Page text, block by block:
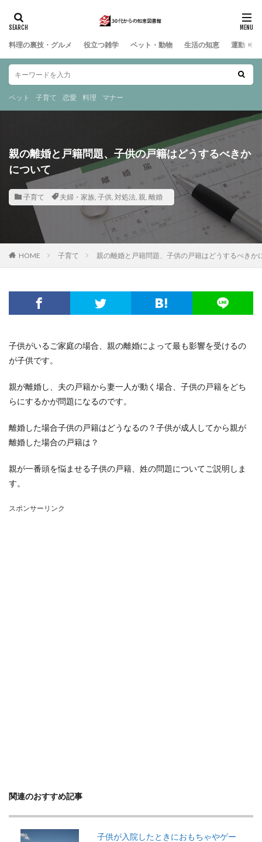
料理の裏技・グルメ 役立つ雑学 ペット・動物 生活の知恵 運動・ス
ペット 子育て 恋愛 料理 マナー
親の離婚と戸籍問題、子供の戸籍はどうするべきか
について
子育て 夫婦・家族, 子供, 対処法, 親, 離婚
HOME 子育て 親の離婚と戸籍問題、子供の戸籍はどうするべきか
子供がいるご家庭の場合、親の離婚によって最も影響を受けるの
が子供です。
親が離婚し、夫の戸籍から妻一人が動く場合、子供の戸籍をどち
らにするかが問題になるのです。
離婚した場合子供の戸籍はどうなるの？子供が成人してから親が
離婚した場合の戸籍は？
親が一番頭を悩ませる子供の戸籍、姓の問題についてご説明しま
す。
スポンサーリンク
関連のおすすめ記事
子供が入院したときにおもちゃやゲー